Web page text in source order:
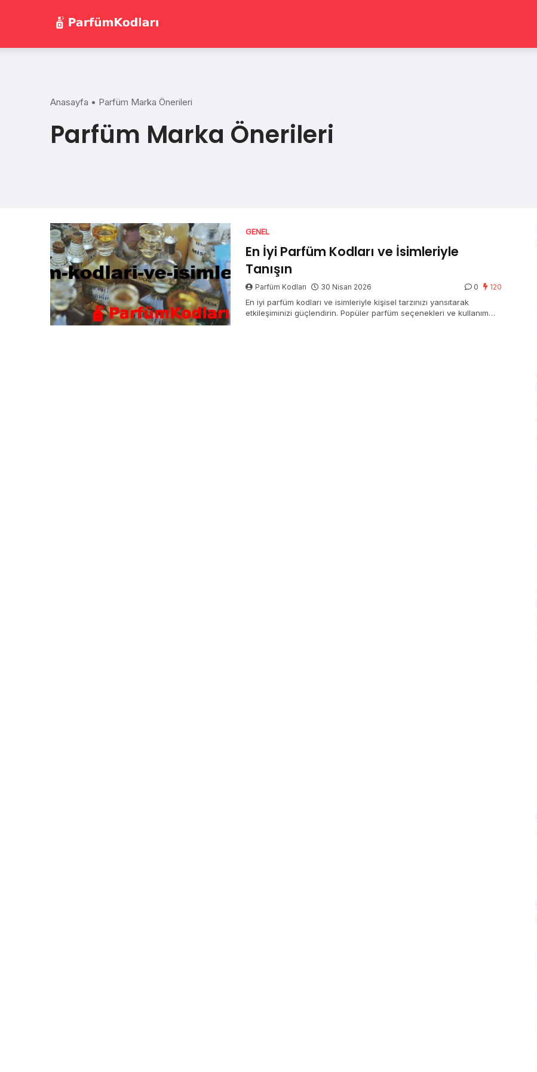
Anasayfa • Parfüm Marka Önerileri
Parfüm Marka Önerileri
GENEL
En İyi Parfüm Kodları ve İsimleriyle
Tanışın
Parfüm Kodları 30 Nisan 2026 0 120
En iyi parfüm kodları ve isimleriyle kişisel tarzınızı yansıtarak
etkileşiminizi güçlendirin. Popüler parfüm seçenekleri ve kullanım